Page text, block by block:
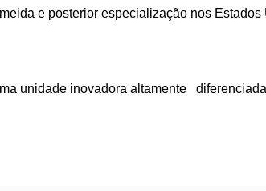
e posterior especialização nos Estados
unidade inovadora altamente